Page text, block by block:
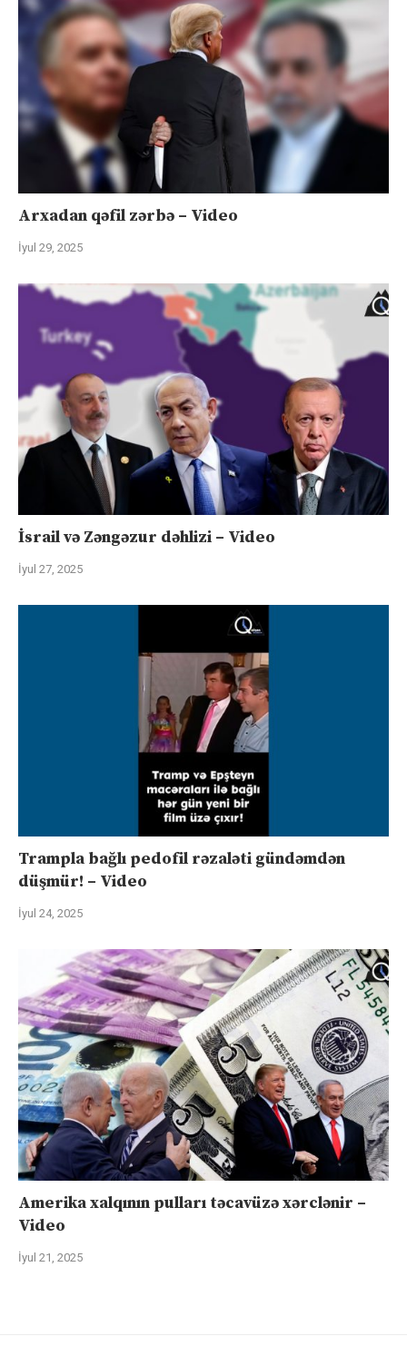
Arxadan qəfil zərbə – Video
İyul 29, 2025
İsrail və Zəngəzur dəhlizi – Video
İyul 27, 2025
Trampla bağlı pedofil rəzaləti gündəmdən
düşmür! – Video
İyul 24, 2025
Amerika xalqının pulları təcavüzə xərclənir –
Video
İyul 21, 2025